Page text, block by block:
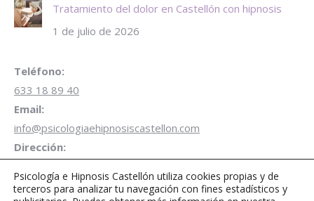
Tratamiento del dolor en Castellón con hipnosis
1 de julio de 2026
Teléfono:
633 18 89 40
Email:
info@psicologiaehipnosiscastellon.com
Dirección:
de la Plana
Psicología e Hipnosis Castellón utiliza cookies propias y de
terceros para analizar tu navegación con fines estadísticos y